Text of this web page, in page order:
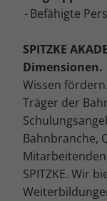
Befähigte
SPITZKE
Dimensionen.
Wissen
Träger der
Bahnbranche,
SPITZKE. Wir
um personalisierte
über Websites
Externe
Inhalte von
standardmäßig
werden, bedarf der
mehr.